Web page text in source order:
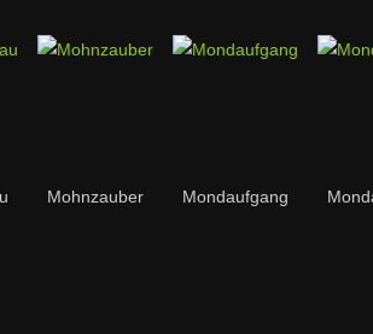
Mohnzauber Mondaufgang